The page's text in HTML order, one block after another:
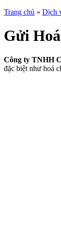
Trang chủ » Dịch
Gửi
Công ty TNHH
đặc biệt như hoá